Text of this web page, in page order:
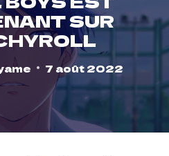
SUR
7 août 2022